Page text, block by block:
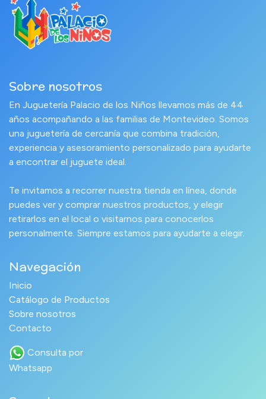
Sobre nosotros
En Juguetería Palacio de los Niños llevamos más de 44
años acompañando a las familias de Montevideo. Somos
una juguetería de cercanía que combina tradición,
experiencia y asesoramiento personalizado para ayudarte
a encontrar el juguete ideal.
Te invitamos a recorrer nuestra tienda en línea, donde
puedes ver y comprar nuestros productos, y elegir
retirarlos en el local o visitarnos para conocerlos
personalmente. Siempre estamos para ayudarte a elegir.
Navegación
Inicio
Catálogo de Productos
Sobre nosotros
Contacto
Consulta por
Whatsapp